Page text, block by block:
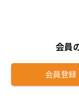
高専生コミュニ
本科5年生・専
会員
会員登録